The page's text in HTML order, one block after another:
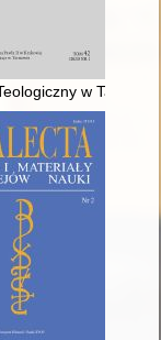
latach 1918-1922
w